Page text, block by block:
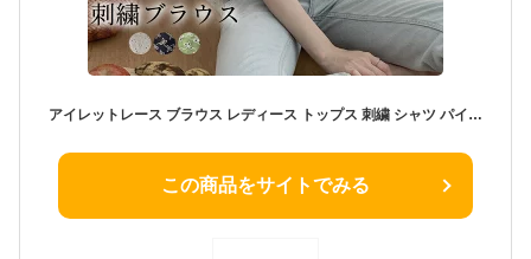
アイレットレース ブラウス レディース トップス 刺繍 シャツ パイピング 夏 レース おしゃれ かわいい 流行 シンプル 定番 白 薄手 夏服 ゆったり ラフ こなれ感 ナチュラル フェミニン カジュアル 着回し ラウンドネック パフスリーブ ぽわん袖 上品 通勤 通学
この商品をサイトでみる